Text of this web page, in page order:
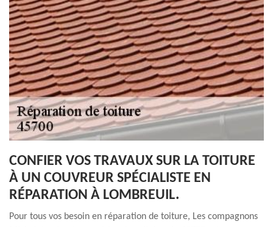
CONFIER VOS TRAVAUX SUR LA TOITURE
À UN COUVREUR SPÉCIALISTE EN
RÉPARATION À LOMBREUIL.
Pour tous vos besoin en réparation de toiture, Les compagnons